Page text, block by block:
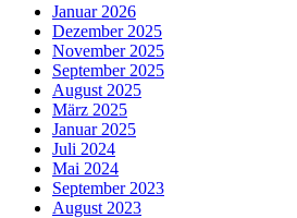
Januar 2026
Dezember 2025
November 2025
September 2025
August 2025
März 2025
Januar 2025
Juli 2024
Mai 2024
September 2023
August 2023